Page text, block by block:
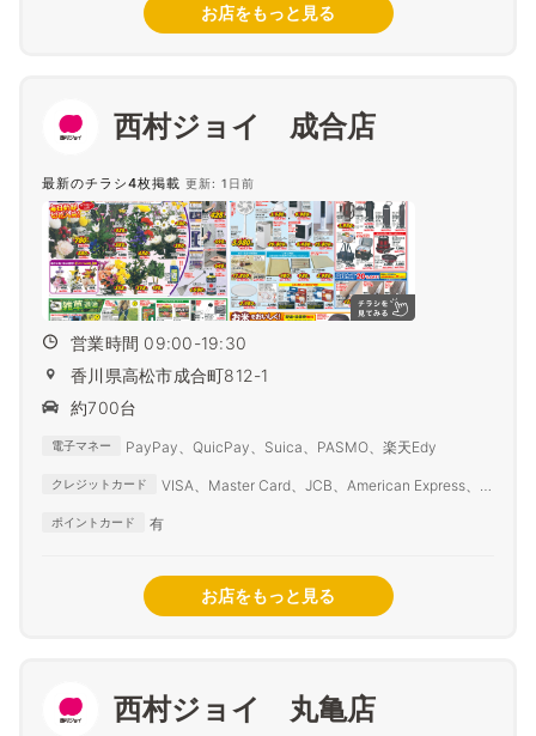
お店をもっと見る
西村ジョイ 成合店
最新のチラシ4枚掲載 更新: 1日前
営業時間 09:00-19:30
香川県高松市成合町812-1
約700台
電子マネー PayPay、QuicPay、Suica、PASMO、楽天Edy
クレジットカード
VISA、Master Card、JCB、American Express、
ポイントカード 有
お店をもっと見る
西村ジョイ 丸亀店